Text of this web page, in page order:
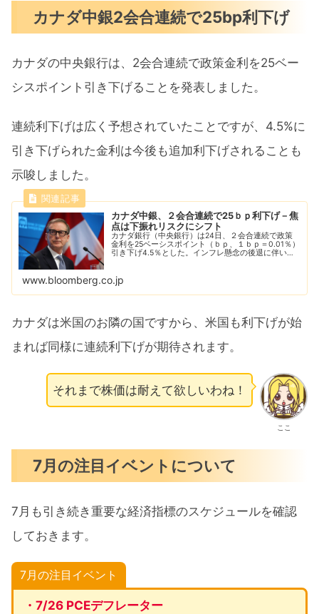
カナダ中銀2会合連続で25bp利下げ
カナダの中央銀行は、2会合連続で政策金利を25ベー
シスポイント引き下げることを発表しました。
連続利下げは広く予想されていたことですが、4.5%に
引き下げられた金利は今後も追加利下げされることも
示唆しました。
カナダ中銀、２会合連続で25ｂｐ利下げ－焦
点は下振れリスクにシフト
カナダ銀行（中央銀行）は24日、２会合連続で政策
金利を25ベーシスポイント（ｂｐ、１ｂｐ＝0.01％）
引き下げ4.5％とした。インフレ懸念の後退に伴い、
www.bloomberg.co.jp
カナダは米国のお隣の国ですから、米国も利下げが始
まれば同様に連続利下げが期待されます。
ここ
それまで株価は耐えて欲しいわね！
7月の注目イベントについて
7月も引き続き重要な経済指標のスケジュールを確認
しておきます。
7月の注目イベント
・7/26 PCEデフレーター